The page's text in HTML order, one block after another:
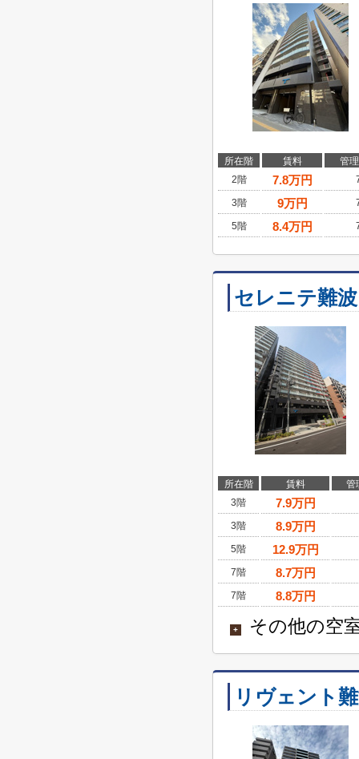
所在階 賃料
管
2階
7.8万円
3階 9万円
5階 8.4万円
セレニテ難
所在階 賃料
管
3階
7.9万円
3階 8.9万円
5階 12.9万円
7階 8.7万円
7階 8.8万円
+ その他の空
リヴェント